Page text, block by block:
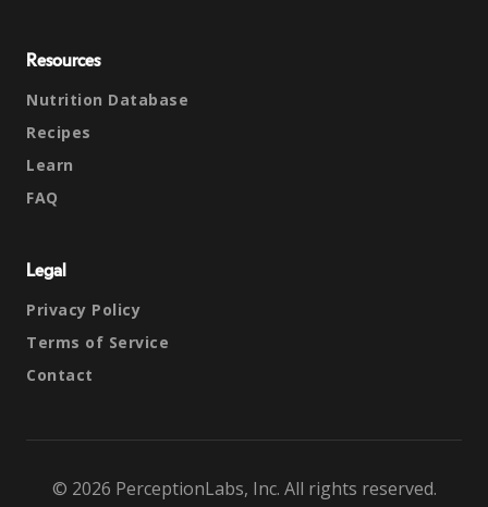
Resources
Nutrition Database
Recipes
Learn
FAQ
Legal
Privacy Policy
Terms of Service
Contact
© 2026 PerceptionLabs, Inc. All rights reserved.